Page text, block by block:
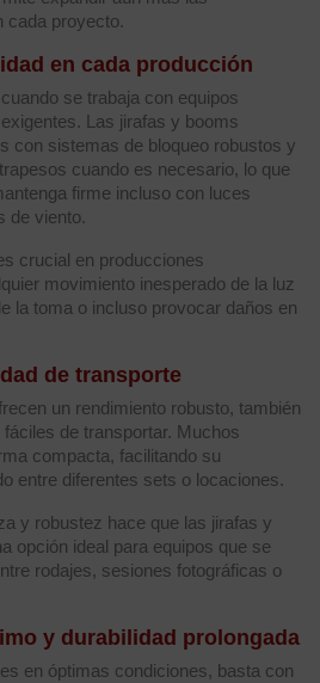
cada proyecto.
en cada producción
se trabaja con equipos
Las jirafas y booms
con sistemas de bloqueo robustos y
cuando es necesario, lo que
firme incluso con luces
de viento.
crucial en producciones
movimiento inesperado de la luz
la toma o incluso provocar daños en
de transporte
un rendimiento robusto, también
de transportar. Muchos
compacta, facilitando su
entre diferentes sets o locaciones.
y robustez hace que las jirafas y
opción ideal para equipos que se
rodajes, sesiones fotográficas o
y durabilidad prolongada
en óptimas condiciones, basta con